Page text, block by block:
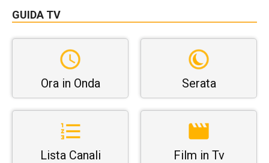
GUIDA TV
Ora in Onda Serata
Lista Canali Film in Tv